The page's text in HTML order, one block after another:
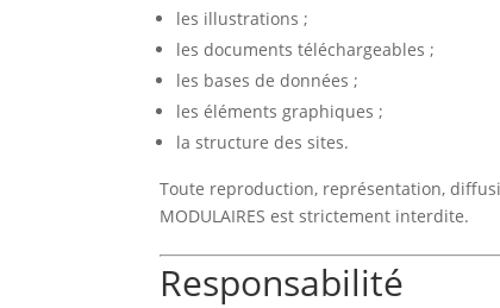
les illustrations ;
les documents téléchargeables ;
les bases de données ;
les éléments graphiques ;
la structure des sites.
Toute reproduction, représentation,
MODULAIRES est strictement interdite.
Responsabilité